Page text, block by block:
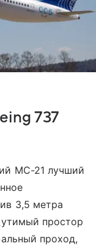
737
МС-21 лучший
3,5 метра
простор
проход,